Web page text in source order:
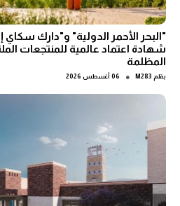
"البحر الأحمر الدولية" و"دارك
شهادة اعتماد عالمية للمنتجعات
المظلمة
بقلم M283
● 06 أغسطس 2026